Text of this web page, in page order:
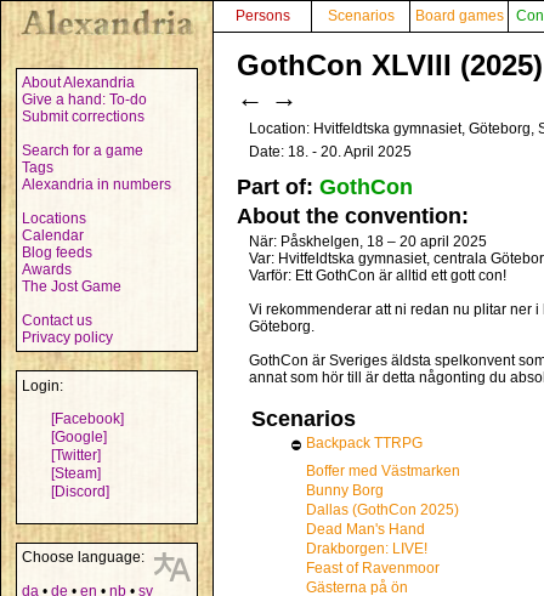
About Alexandria
Give a hand: To-do
Submit corrections
Search for a game
Tags
Alexandria in numbers
Locations
Calendar
Blog feeds
Awards
The Jost Game
Contact us
Privacy policy
Login:
[Facebook]
[Google]
[Twitter]
[Steam]
[Discord]
Choose language:
da • de • en • nb • sv
Persons Scenarios Board games
GothCon XLVIII (2025)
← →
Location: Hvitfeldtska gymnasiet, Göteborg,
Date: 18. - 20. April 2025
Part of: GothCon
About the convention:
När: Påskhelgen, 18 – 20 april 2025
Var: Hvitfeldtska gymnasiet, centrala
Varför: Ett GothCon är alltid ett gott con!
Vi rekommenderar att ni redan nu plitar ner
Göteborg.
GothCon är Sveriges äldsta spelkonvent
annat som hör till är detta någonting du
Scenarios
⛔ Backpack TTRPG
Boffer med Västmarken
Bunny Borg
Dallas (GothCon 2025)
Dead Man's Hand
Drakborgen: LIVE!
Feast of Ravenmoor
Gästerna på ön